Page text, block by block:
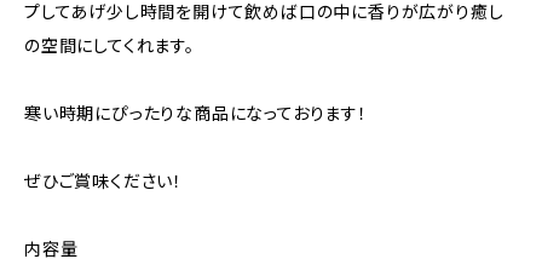
プしてあげ少し時間を開けて飲めば口の中に香りが広がり癒し
の空間にしてくれます。
寒い時期にぴったりな商品になっております！
ぜひご賞味ください！
内容量